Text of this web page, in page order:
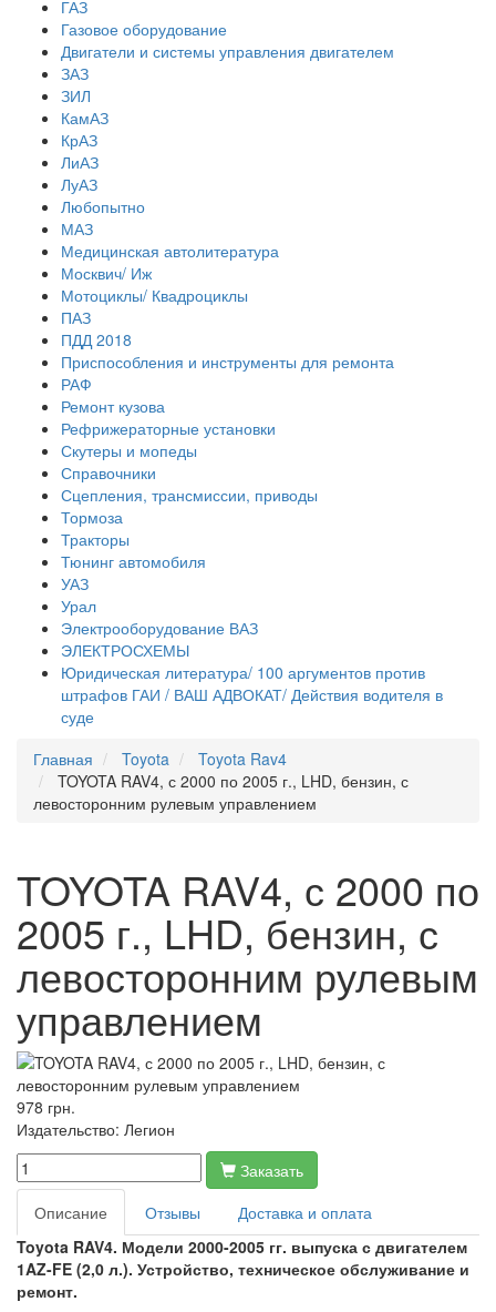
ГАЗ
Газовое оборудование
Двигатели и системы управления двигателем
ЗАЗ
ЗИЛ
КамАЗ
КрАЗ
ЛиАЗ
ЛуАЗ
Любопытно
МАЗ
Медицинская автолитература
Москвич/ Иж
Мотоциклы/ Квадроциклы
ПАЗ
ПДД 2018
Приспособления и инструменты для ремонта
РАФ
Ремонт кузова
Рефрижераторные установки
Скутеры и мопеды
Справочники
Сцепления, трансмиссии, приводы
Тормоза
Тракторы
Тюнинг автомобиля
УАЗ
Урал
Электрооборудование ВАЗ
ЭЛЕКТРОСХЕМЫ
Юридическая литература/ 100 аргументов против
штрафов ГАИ / ВАШ АДВОКАТ/ Действия водителя в
суде
Главная
Toyota
Toyota Rav4
TOYOTA RAV4, с 2000 по 2005 г., LHD, бензин, с
левосторонним рулевым управлением
TOYOTA RAV4, с 2000 по
2005 г., LHD, бензин, с
левосторонним рулевым
управлением
978 грн.
Издательство: Легион
Заказать
Описание
Отзывы
Доставка и оплата
Toyota RAV4. Модели 2000-2005 гг. выпуска с двигателем
1AZ-FE (2,0 л.). Устройство, техническое обслуживание и
ремонт.